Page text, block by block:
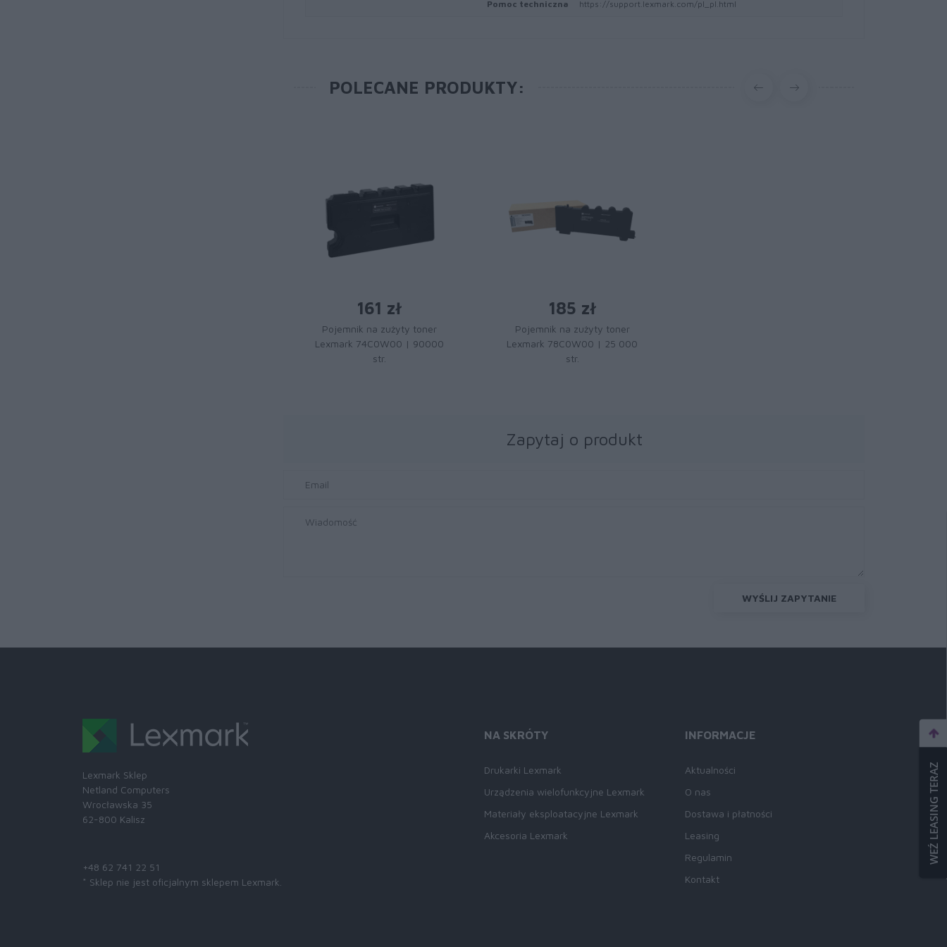
Pomoc techniczna https://support.lexmark.com/pl_pl.html
POLECANE PRODUKTY:
161 zł
Pojemnik na zużyty toner
Lexmark 74C0W00 | 90000
str.
185 zł
Pojemnik na zużyty toner
Lexmark 78C0W00 | 25 000
str.
Zapytaj o produkt
WYŚLIJ ZAPYTANIE
Lexmark Sklep
Netland Computers
Wrocławska 35
62-800 Kalisz
+48 62 741 22 51
* Sklep nie jest oficjalnym sklepem Lexmark.
NA SKRÓTY
Drukarki Lexmark
Urządzenia wielofunkcyjne Lexmark
Materiały eksploatacyjne Lexmark
Akcesoria Lexmark
INFORMACJE
Aktualności
O nas
Dostawa i płatności
Leasing
Regulamin
Kontakt
WEŹ LEASING TERAZ